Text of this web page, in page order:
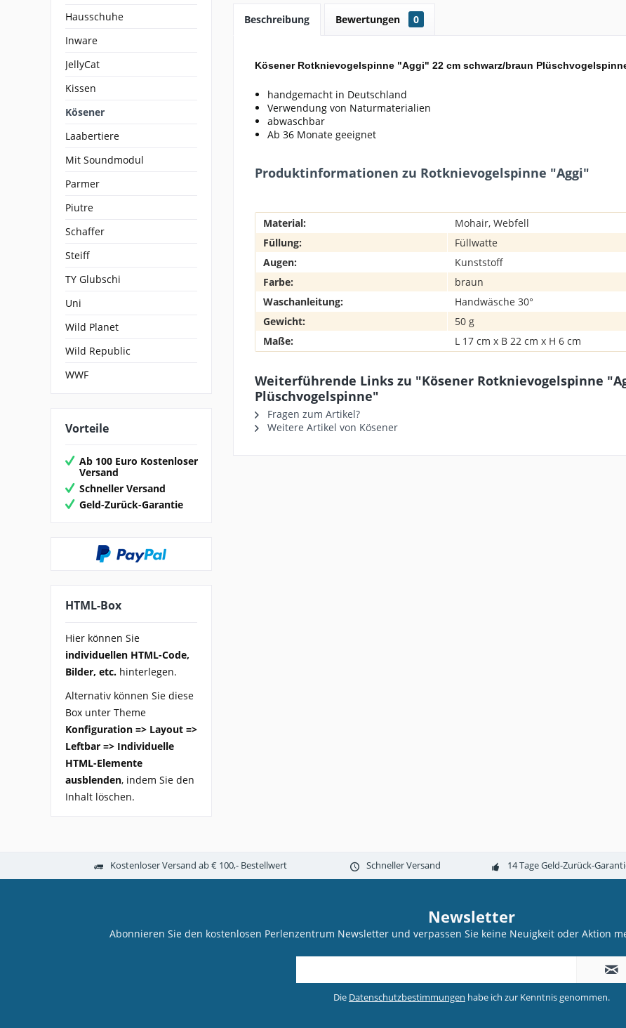
Hausschuhe
Inware
JellyCat
Kissen
Kösener
Laabertiere
Mit Soundmodul
Parmer
Piutre
Schaffer
Steiff
TY Glubschi
Uni
Wild Planet
Wild Republic
WWF
Vorteile
Ab 100 Euro Kostenloser
Versand
Schneller Versand
Geld-Zurück-Garantie
HTML-Box
Hier können Sie
individuellen HTML-Code,
Bilder, etc. hinterlegen.
Alternativ können Sie diese
Box unter Theme
Konfiguration => Layout =>
Leftbar => Individuelle
HTML-Elemente
ausblenden, indem Sie den
Inhalt löschen.
Beschreibung Bewertungen 0
Kösener Rotknievogelspinne "Aggi" 22 cm schwarz/braun
handgemacht in Deutschland
Verwendung von Naturmaterialien
abwaschbar
Ab 36 Monate geeignet
Produktinformationen zu Rotknievogelspinne "Aggi"
Material:
Mohair, Webfell
Füllung:
Füllwatte
Augen:
Kunststoff
Farbe:
braun
Waschanleitung:
Handwäsche 30°
Gewicht:
50 g
Maße:
L 17 cm x B 22 cm x H 6 cm
Weiterführende Links zu "Kösener Rotknievogelspinne
Plüschvogelspinne"
Fragen zum Artikel?
Weitere Artikel von Kösener
Kostenloser Versand ab € 100,- Bestellwert Schneller Versand 14 Tage Geld-Zurück-
Newsletter
Abonnieren Sie den kostenlosen Perlenzentrum Newsletter und verpassen Sie keine Neuigkeit oder Aktion
Die Datenschutzbestimmungen habe ich zur Kenntnis genommen.